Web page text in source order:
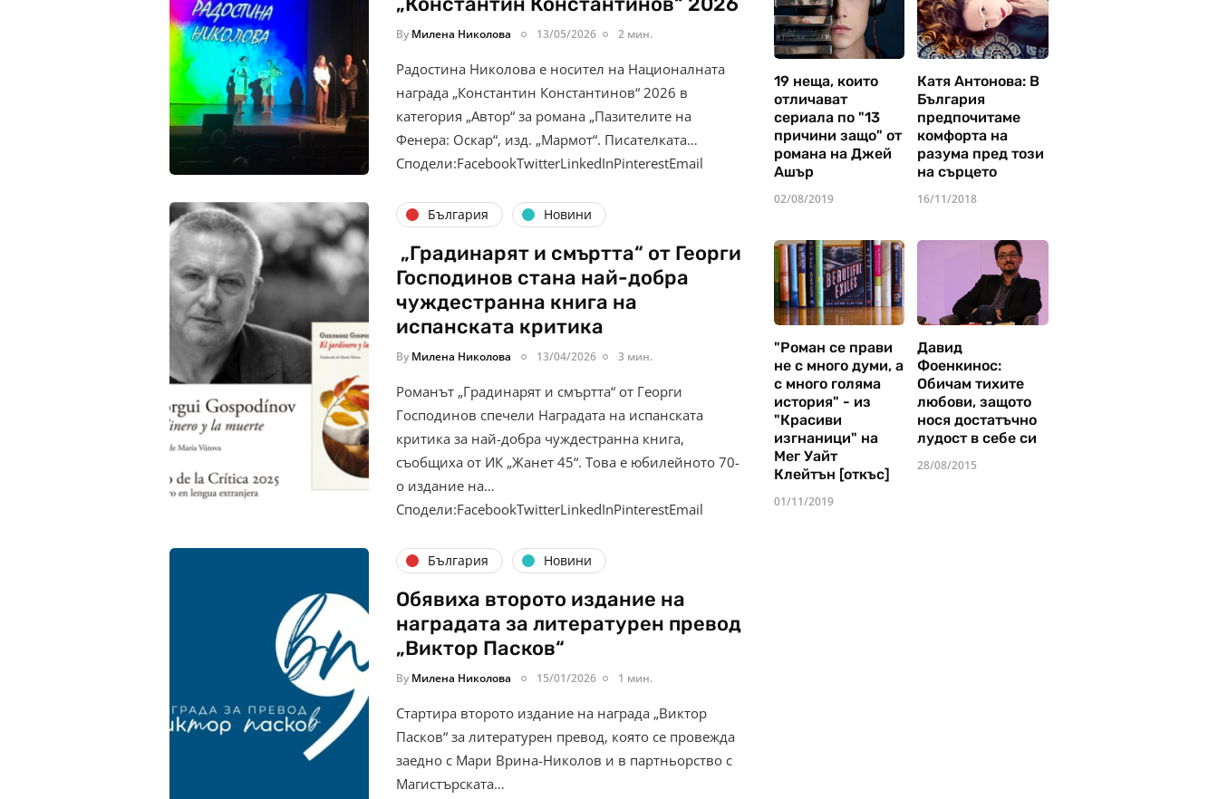
By Милена Николова 13/05/2026 2 мин.
Радостина Николова е носител на Националната
награда „Константин Константинов“ 2026 в
категория „Автор“ за романа „Пазителите на
Фенера: Оскар“, изд. „Мармот“. Писателката…
Сподели:FacebookTwitterLinkedInPinterestEmail
България Новини
„Градинарят и смъртта“ от Георги
Господинов стана най-добра
чуждестранна книга на
испанската критика
By Милена Николова 13/04/2026 3 мин.
Романът „Градинарят и смъртта“ от Георги
Господинов спечели Наградата на испанската
критика за най-добра чуждестранна книга,
съобщиха от ИК „Жанет 45“. Това е юбилейното 70-
о издание на…
Сподели:FacebookTwitterLinkedInPinterestEmail
България Новини
Обявиха второто издание на
наградата за литературен превод
„Виктор Пасков“
By Милена Николова 15/01/2026 1 мин.
Стартира второто издание на награда „Виктор
Пасков“ за литературен превод, която се провежда
заедно с Мари Врина-Николов и в партньорство с
Магистърската…
19 неща, които
отличават
сериала по "13
причини защо" от
романа на Джей
Ашър
02/08/2019
Катя Антонова: В
България
предпочитаме
комфорта на
разума пред този
на сърцето
16/11/2018
"Роман се прави
не с много думи, а
с много голяма
история" - из
"Красиви
изгнаници" на
Мег Уайт
Клейтън [откъс]
01/11/2019
Давид
Фоенкинос:
Обичам тихите
любови, защото
нося достатъчно
лудост в себе си
28/08/2015